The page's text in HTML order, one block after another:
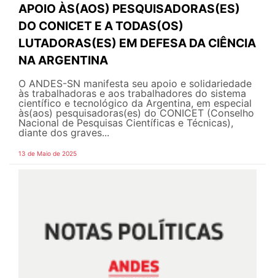
APOIO ÀS(AOS) PESQUISADORAS(ES)
DO CONICET E A TODAS(OS)
LUTADORAS(ES) EM DEFESA DA CIÊNCIA
NA ARGENTINA
O ANDES-SN manifesta seu apoio e solidariedade
às trabalhadoras e aos trabalhadores do sistema
científico e tecnológico da Argentina, em especial
às(aos) pesquisadoras(es) do CONICET (Conselho
Nacional de Pesquisas Científicas e Técnicas),
diante dos graves...
13 de Maio de 2025